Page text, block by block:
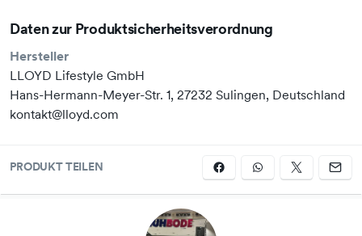
Daten zur Produktsicherheitsverordnung
Hersteller
LLOYD Lifestyle GmbH
Hans-Hermann-Meyer-Str. 1, 27232 Sulingen, Deutschland
kontakt@lloyd.com
PRODUKT TEILEN